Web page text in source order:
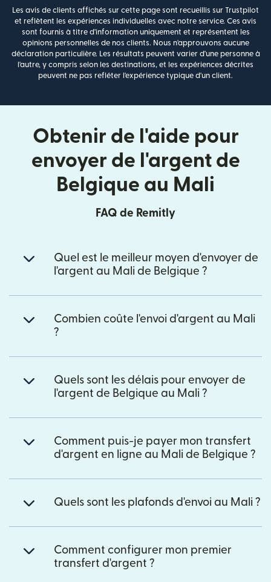
Les avis de clients affichés sur cette page sont recueillis sur Trustpilot
et reflètent les expériences individuelles avec notre service. Ces avis
sont fournis à titre d'information uniquement et représentent les
opinions personnelles de nos clients. Nous n'approuvons aucune
déclaration particulière. Les résultats peuvent varier d'une personne à
l'autre, y compris selon les destinations, et les expériences décrites
peuvent ne pas refléter l'expérience typique d'un client.
Obtenir de l'aide pour
envoyer de l'argent de
Belgique au Mali
FAQ de Remitly
Quel est le meilleur moyen d'envoyer de
l'argent au Mali de Belgique ?
Combien coûte l'envoi d'argent au Mali
?
Quels sont les délais pour envoyer de
l'argent de Belgique au Mali ?
Comment puis-je payer mon transfert
d'argent en ligne au Mali de Belgique ?
Quels sont les plafonds d'envoi au Mali ?
Comment configurer mon premier
transfert d'argent ?